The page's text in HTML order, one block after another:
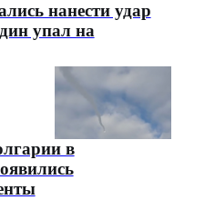
нанести удар
упал на
в